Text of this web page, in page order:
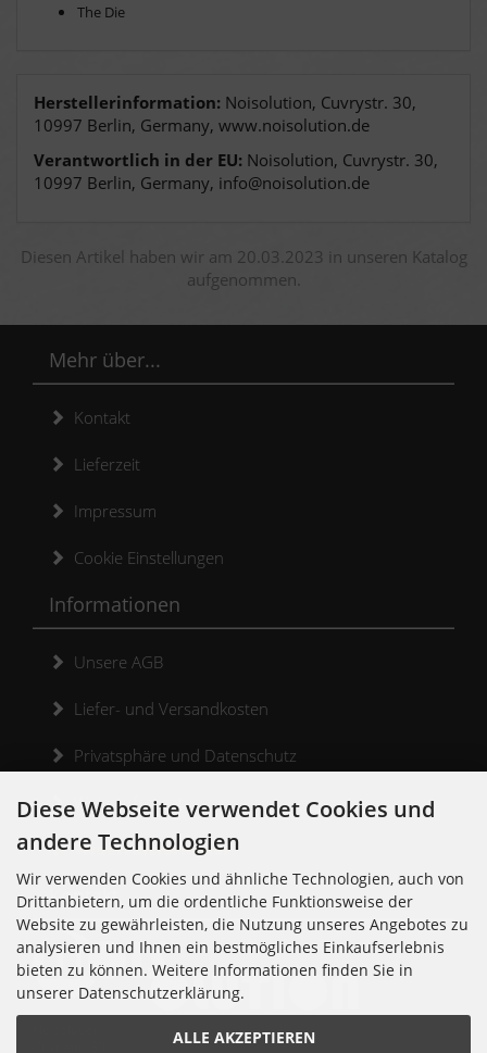
The Die
Herstellerinformation: Noisolution, Cuvrystr. 30,
10997 Berlin, Germany, www.noisolution.de
Verantwortlich in der EU: Noisolution, Cuvrystr. 30,
10997 Berlin, Germany, info@noisolution.de
Diesen Artikel haben wir am 20.03.2023 in unseren Katalog
aufgenommen.
Mehr über...
Kontakt
Lieferzeit
Impressum
Cookie Einstellungen
Informationen
Unsere AGB
Liefer- und Versandkosten
Privatsphäre und Datenschutz
Widerrufsrecht
Widerrufsformular
Kontakt
Diese Webseite verwendet Cookies und
andere Technologien
Wir verwenden Cookies und ähnliche Technologien, auch von
Drittanbietern, um die ordentliche Funktionsweise der
Website zu gewährleisten, die Nutzung unseres Angebotes zu
analysieren und Ihnen ein bestmögliches Einkaufserlebnis
bieten zu können. Weitere Informationen finden Sie in
unserer Datenschutzerklärung.
ALLE AKZEPTIEREN